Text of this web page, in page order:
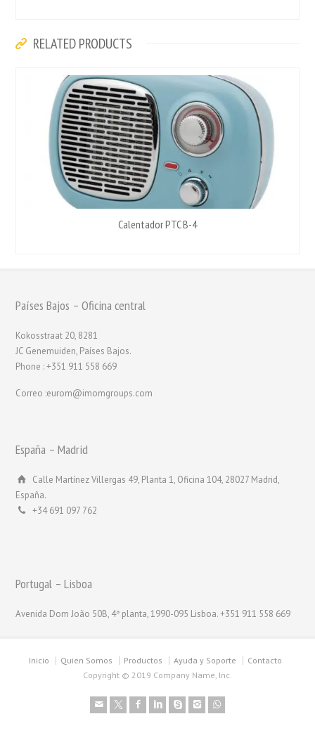
RELATED PRODUCTS
Calentador PTC B-4
Países Bajos – Oficina central
Kokosstraat 20, 8281
JC Genemuiden, Países Bajos.
Phone : +351 911 558 669
Correo :eurom@imomgroups.com
España – Madrid
Calle Martínez Villergas 49, Planta 1, Oficina 104, 28027 Madrid,
España.
+34 691 097 762
Portugal – Lisboa
Avenida Dom João 50B, 4ª planta, 1990-095 Lisboa. +351 911 558 669
Inicio Quien Somos Productos Ayuda y Soporte
Contacto
Copyright © 2019 Company Name, Inc.